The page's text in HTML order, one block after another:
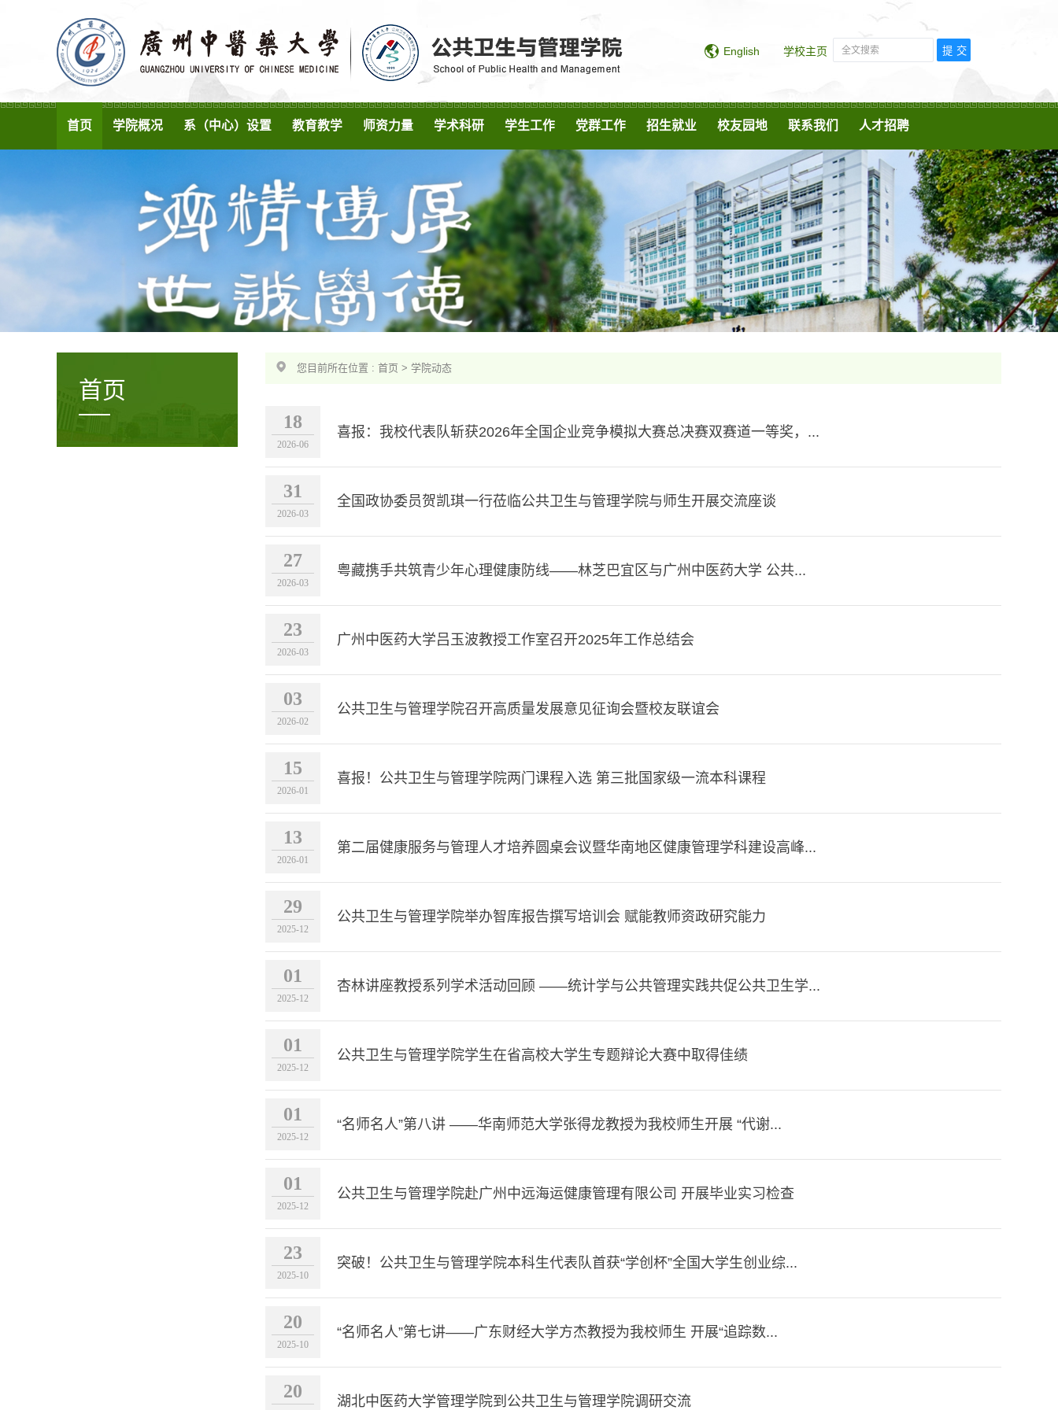
English 学校主页
首页 学院概况 系（中心）设置 教育教学 师资力量 学术科研 学生工作 党群工作 招生就业 校友园地 联系我们 人才招聘
首页
您目前所在位置 : 首页 > 学院动态
18
2026-06
喜报：我校代表队斩获2026年全国企业竞争模拟大赛总决赛双赛道一等奖，...
31
2026-03
全国政协委员贺凯琪一行莅临公共卫生与管理学院与师生开展交流座谈
27
2026-03
粤藏携手共筑青少年心理健康防线——林芝巴宜区与广州中医药大学 公共...
23
2026-03
广州中医药大学吕玉波教授工作室召开2025年工作总结会
03
2026-02
公共卫生与管理学院召开高质量发展意见征询会暨校友联谊会
15
2026-01
喜报！公共卫生与管理学院两门课程入选 第三批国家级一流本科课程
13
2026-01
第二届健康服务与管理人才培养圆桌会议暨华南地区健康管理学科建设高峰...
29
2025-12
公共卫生与管理学院举办智库报告撰写培训会 赋能教师资政研究能力
01
2025-12
杏林讲座教授系列学术活动回顾 ——统计学与公共管理实践共促公共卫生学...
01
2025-12
公共卫生与管理学院学生在省高校大学生专题辩论大赛中取得佳绩
01
2025-12
“名师名人”第八讲 ——华南师范大学张得龙教授为我校师生开展 “代谢...
01
2025-12
公共卫生与管理学院赴广州中远海运健康管理有限公司 开展毕业实习检查
23
2025-10
突破！公共卫生与管理学院本科生代表队首获“学创杯”全国大学生创业综...
20
2025-10
“名师名人”第七讲——广东财经大学方杰教授为我校师生 开展“追踪数...
20 湖北中医药大学管理学院到公共卫生与管理学院调研交流